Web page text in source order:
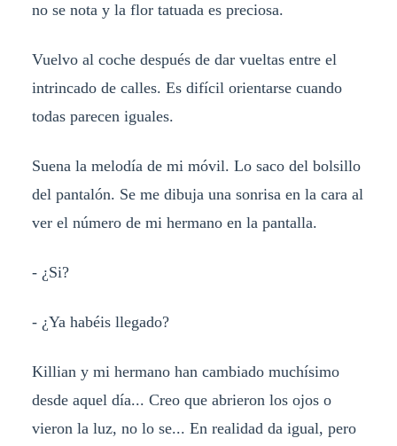
no se nota y la flor tatuada es preciosa.
Vuelvo al coche después de dar vueltas entre el
intrincado de calles. Es difícil orientarse cuando
todas parecen iguales.
Suena la melodía de mi móvil. Lo saco del bolsillo
del pantalón. Se me dibuja una sonrisa en la cara al
ver el número de mi hermano en la pantalla.
- ¿Si?
- ¿Ya habéis llegado?
Killian y mi hermano han cambiado muchísimo
desde aquel día... Creo que abrieron los ojos o
vieron la luz, no lo se... En realidad da igual, pero